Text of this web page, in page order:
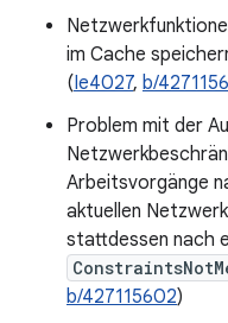
im Cache
(Ie4027, b/
Problem mit der
Arbeitsvorgänge
aktuellen
stattdessen nach
b/427115602)